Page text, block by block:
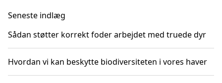
Seneste indlæg
Sådan støtter korrekt foder arbejdet med truede dyr
Hvordan vi kan beskytte biodiversiteten i vores haver